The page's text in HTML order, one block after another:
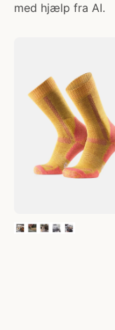
med hjælp fra AI.